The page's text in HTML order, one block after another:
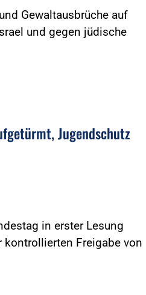
Gewaltausbrüche auf
und gegen jüdische
Jugendschutz
in erster Lesung
kontrollierten Freigabe von